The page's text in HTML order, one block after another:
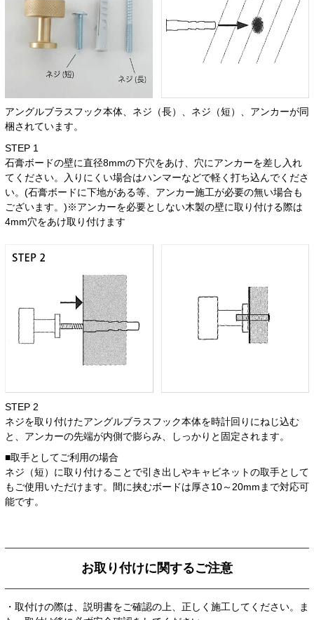
アングルブラスフック本体、ネジ（長）、ネジ（短）、アンカーが同
梱されています。
STEP 1
石膏ボードの壁に直径8mmの下穴をあけ、穴にアンカーを差し入れ
てください。入りにくい場合はハンマーなどで軽く打ち込んでくださ
い。(石膏ボードに下地がある等、アンカー施工が必要の無い場合も
ございます。)※アンカーを必要としない木製の壁に取り付ける際は
4mm穴をあけ取り付けます
STEP 2
ネジを取り付けたアングルブラスフック本体を時計回りにねじ込む
と、アンカーの先端が内側で膨らみ、しっかりと固定されます。
■取手としてご利用の場合
ネジ（短）に取り付けることで引き出しやキャビネットの取手として
もご使用いただけます。間に挟むボードは厚さ10～20mmまで対応可
能です。
お取り付けに関するご注意
・取付けの際は、説明書をご確認の上、正しく施工してください。ま